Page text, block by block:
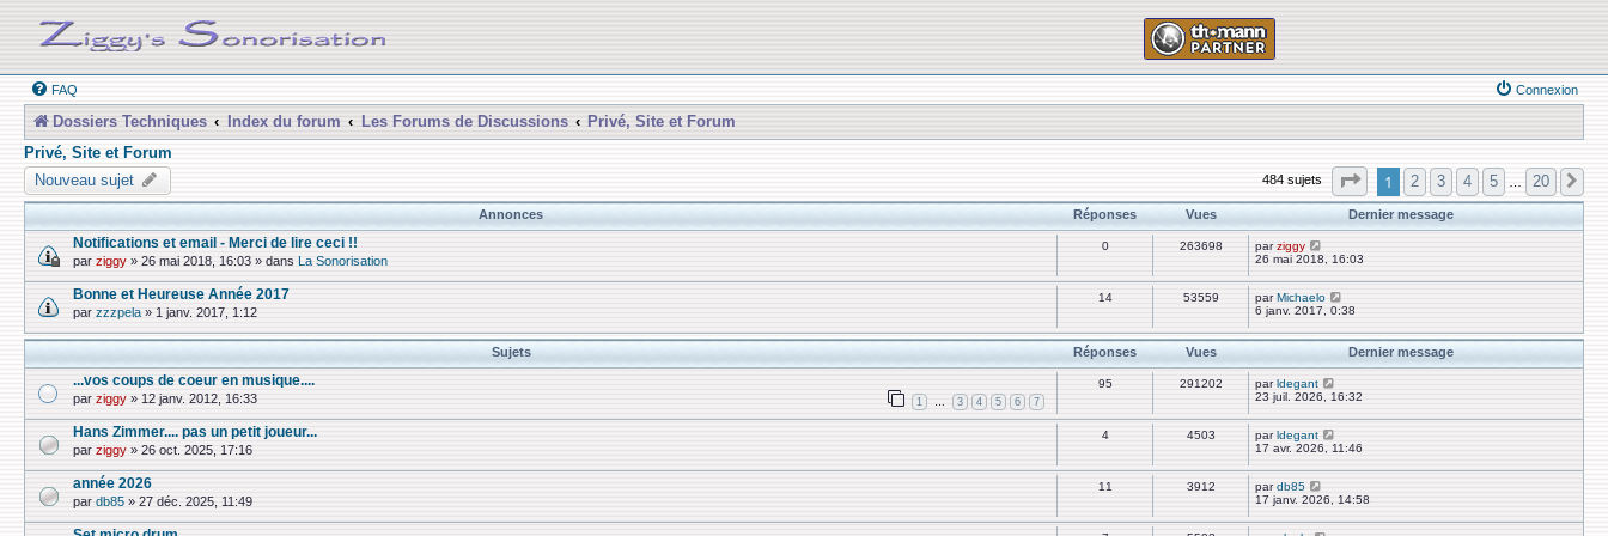
FAQ Connexion
Dossiers Techniques Index du forum Les Forums de Discussions
Privé, Site et Forum
Privé, Site et Forum
Nouveau sujet
484 sujets Page sur20
1 2 3 4 5 20
Annonces Réponses Vues Dernier message
Notifications et email - Merci de lire ceci !!
par ziggy » 26 mai 2018, 16:03 » dans La Sonorisation
0 263698 parziggy
26 mai 2018, 16:03
Bonne et Heureuse Année 2017
par zzzpela » 1 janv. 2017, 1:12
14 53559 parMichaelo
6 janv. 2017, 0:38
Sujets Réponses Vues Dernier message
...vos coups de coeur en musique....
par ziggy » 12 janv. 2012, 16:33 1 … 3 4 5 6 7
95 291202 parldegant
23 juil. 2026, 16:32
Hans Zimmer.... pas un petit joueur...
par ziggy » 26 oct. 2025, 17:16
4 4503 parldegant
17 avr. 2026, 11:46
année 2026
par db85 » 27 déc. 2025, 11:49
11 3912 pardb85
17 janv. 2026, 14:58